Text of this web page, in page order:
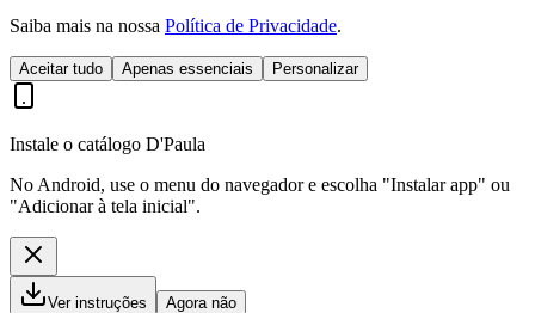
Saiba mais na nossa Política de Privacidade.
Aceitar tudo Apenas essenciais Personalizar
Instale o catálogo D'Paula
No Android, use o menu do navegador e escolha "Instalar app" ou
"Adicionar à tela inicial".
Ver instruções Agora não